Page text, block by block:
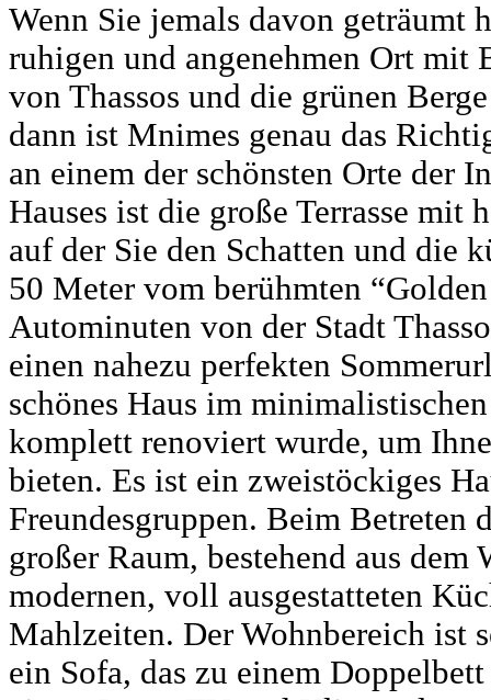
Wenn Sie jemals davon geträumt
ruhigen und angenehmen Ort mit
von Thassos und die grünen
dann ist Mnimes genau das
an einem der schönsten Orte der
Hauses ist die große Terrasse
auf der Sie den Schatten und die
50 Meter vom berühmten
Autominuten von der Stadt
einen nahezu perfekten
schönes Haus im
komplett renoviert wurde, um
bieten. Es ist ein zweistöckiges
Freundesgruppen. Beim Betreten
großer Raum, bestehend aus dem
modernen, voll ausgestatteten
Mahlzeiten. Der Wohnbereich ist
ein Sofa, das zu einem